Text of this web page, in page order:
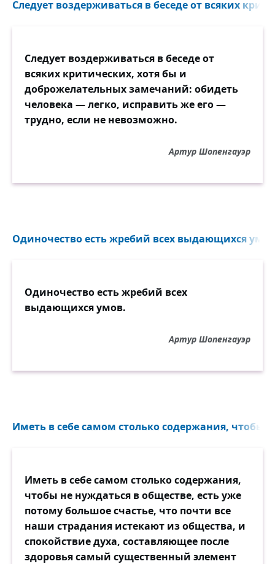
Мы же тут через все формации
Шли и мыкались в темноте.
Как мы жили, судите сами,
В эту злую эпоху «детства»:
Даже баловались людоедством!
Разве мы бы разрушили Трою?
Разве начали бы курить?
Строя мир идеально гибкий.
Исторические ошибки!
И увидели нужный путь,
Если вашими совершенствами
Не сверкает ещё земля,
Всё же честными мерьте средствами
Вы же бросили нас «младенцами»
Мы же начали всё с нуля!
Следует воздерживаться в беседе от всяких
Следует воздерживаться в беседе от
всяких критических, хотя бы и
доброжелательных замечаний: обидеть
человека — легко, исправить же его —
трудно, если не невозможно.
Артур Шопенгауэр
Одиночество есть жребий всех выдающихся
Одиночество есть жребий всех
выдающихся умов.
Артур Шопенгауэр
Иметь в себе самом столько содержания, чтобы
Иметь в себе самом столько содержания,
чтобы не нуждаться в обществе, есть уже
потому большое счастье, что почти все
наши страдания истекают из общества, и
спокойствие духа, составляющее после
здоровья самый существенный элемент